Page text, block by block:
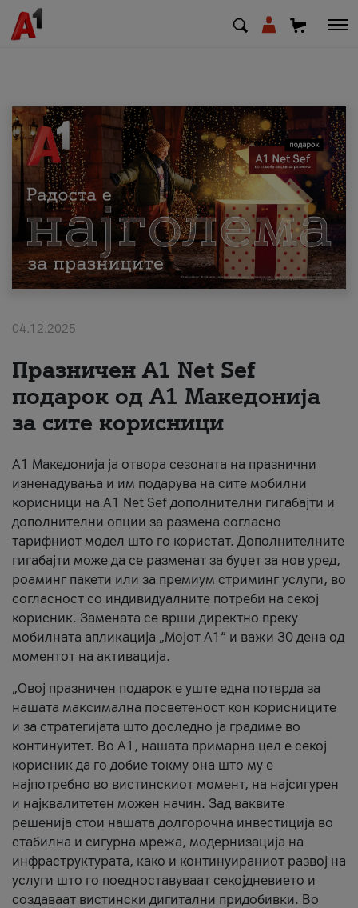
МК EN SQ
Приватни Деловни
Поддршка
Надополни кредит
За нас
#ПодобарОнлајн
04.12.2025
Празничен A1 Net Sеf
подарок од А1 Македонија
за сите корисници
А1 Македонија ја отвора сезоната на празнични
изненадувања и им подарува на сите мобилни
корисници на A1 Net Sef дополнителни гигабајти и
дополнителни опции за размена согласно
тарифниот модел што го користат. Дополнителните
гигабајти може да се разменат за буџет за нов уред,
роаминг пакети или за премиум стриминг услуги, во
согласност со индивидуалните потреби на секој
корисник. Замената се врши директно преку
мобилната апликација „Мојот А1“ и важи 30 дена од
моментот на активација.
„Овој празничен подарок е уште една потврда за
нашата максимална посветеност кон корисниците
и за стратегијата што доследно ја градиме во
континуитет. Во А1, нашата примарна цел е секој
корисник да го добие токму она што му е
најпотребно во вистинскиот момент, на најсигурен
и најквалитетен можен начин. Зад ваквите
решенија стои нашата долгорочна инвестиција во
стабилна и сигурна мрежа, модернизација на
инфраструктурата, како и континуираниот развој на
услуги што го поедноставуваат секојдневието и
создаваат вистински дигитални придобивки. Во